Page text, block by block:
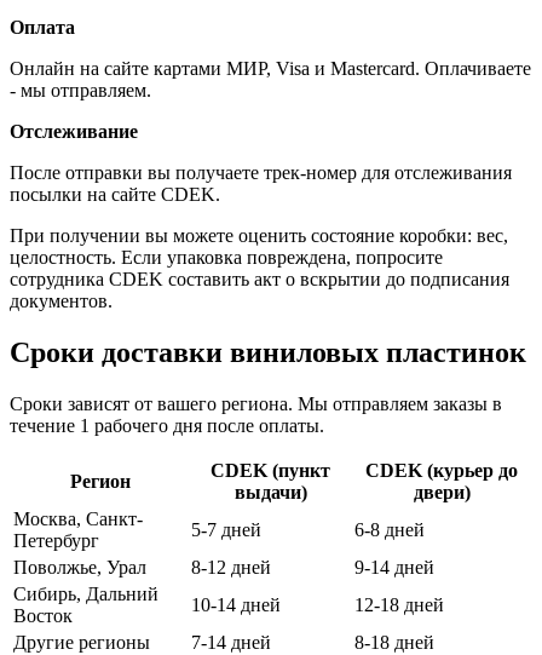
Оплата
Онлайн на сайте картами МИР, Visa и Mastercard. Оплачиваете
- мы отправляем.
Отслеживание
После отправки вы получаете трек-номер для отслеживания
посылки на сайте CDEK.
При получении вы можете оценить состояние коробки: вес,
целостность. Если упаковка повреждена, попросите
сотрудника CDEK составить акт о вскрытии до подписания
документов.
Сроки доставки виниловых пластинок
Сроки зависят от вашего региона. Мы отправляем заказы в
течение 1 рабочего дня после оплаты.
Регион
CDEK (пункт
выдачи)
CDEK (курьер до
двери)
Москва, Санкт-
Петербург
5-7 дней
6-8 дней
Поволжье, Урал
8-12 дней
9-14 дней
Сибирь, Дальний
Восток
10-14 дней
12-18 дней
Другие регионы
7-14 дней
8-18 дней